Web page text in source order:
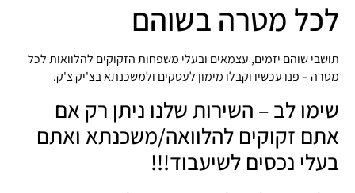
לכל מטרה בשוהם
תושבי שוהם יזמים, עצמאים ובעלי משפחות הזקוקים להלוואות לכל
מטרה – פנו עכשיו וקבלו מימון לעסקים ולמשכנתא בצ'יק צ'ק.
שימו לב – השירות שלנו ניתן רק אם
אתם זקוקים להלוואה/משכנתא ואתם
בעלי נכסים לשיעבוד!!!